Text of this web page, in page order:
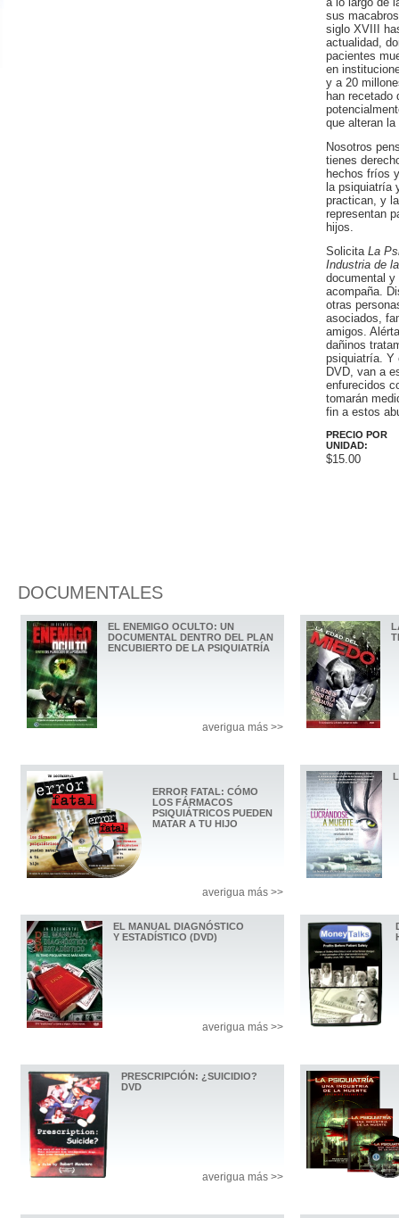
sus
siglo XVIII
actualidad,
pacientes
en
y a 20
han recetado
que alteran la
Nosotros
tienes
hechos fríos
la psiquiatría
practican, y
representan
hijos.
Solicita La
Industria de
documental y
acompaña.
otras
asociados,
amigos.
dañinos
psiquiatría. Y
DVD, van a
enfurecidos
tomarán
fin a estos
PRECIO POR
UNIDAD:
$15.00
DOCUMENTALES
EL ENEMIGO OCULTO: UN
DOCUMENTAL DENTRO DEL PLAN
ENCUBIERTO DE LA PSIQUIATRÍA
averigua más >>
ERROR FATAL: CÓMO
LOS FÁRMACOS
PSIQUIÁTRICOS PUEDEN
MATAR A TU HIJO
averigua más >>
EL MANUAL DIAGNÓSTICO
Y ESTADÍSTICO (DVD)
averigua más >>
PRESCRIPCIÓN: ¿SUICIDIO?
DVD
averigua más >>